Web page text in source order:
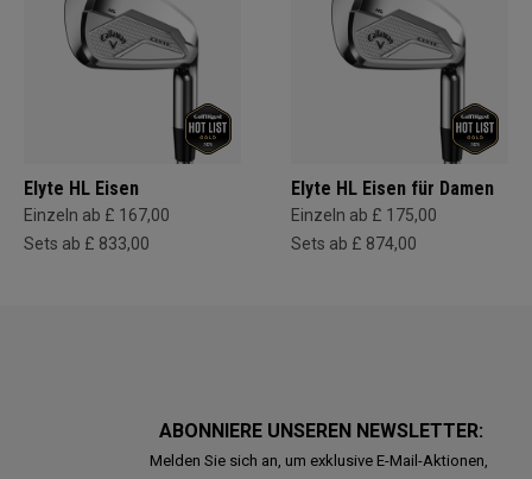
Elyte HL Eisen
Einzeln ab £ 167,00
Sets ab £ 833,00
Elyte HL Eisen für Damen
Einzeln ab £ 175,00
Sets ab £ 874,00
ABONNIERE UNSEREN NEWSLETTER:
Melden Sie sich an, um exklusive E-Mail-Aktionen,